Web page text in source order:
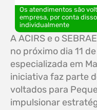
Os atendimentos são
empresa, por conta
individualmente
A ACIRS e o
no próximo dia 11
especializada em
iniciativa faz parte
voltados para
impulsionar